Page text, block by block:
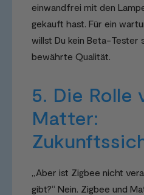
einwandfrei mit den
gekauft hast. Für ein
willst Du kein Beta-Tester
bewährte Qualität.
5. Die Rolle
Matter:
„Aber ist Zigbee nicht
gibt?“ Nein. Zigbee und